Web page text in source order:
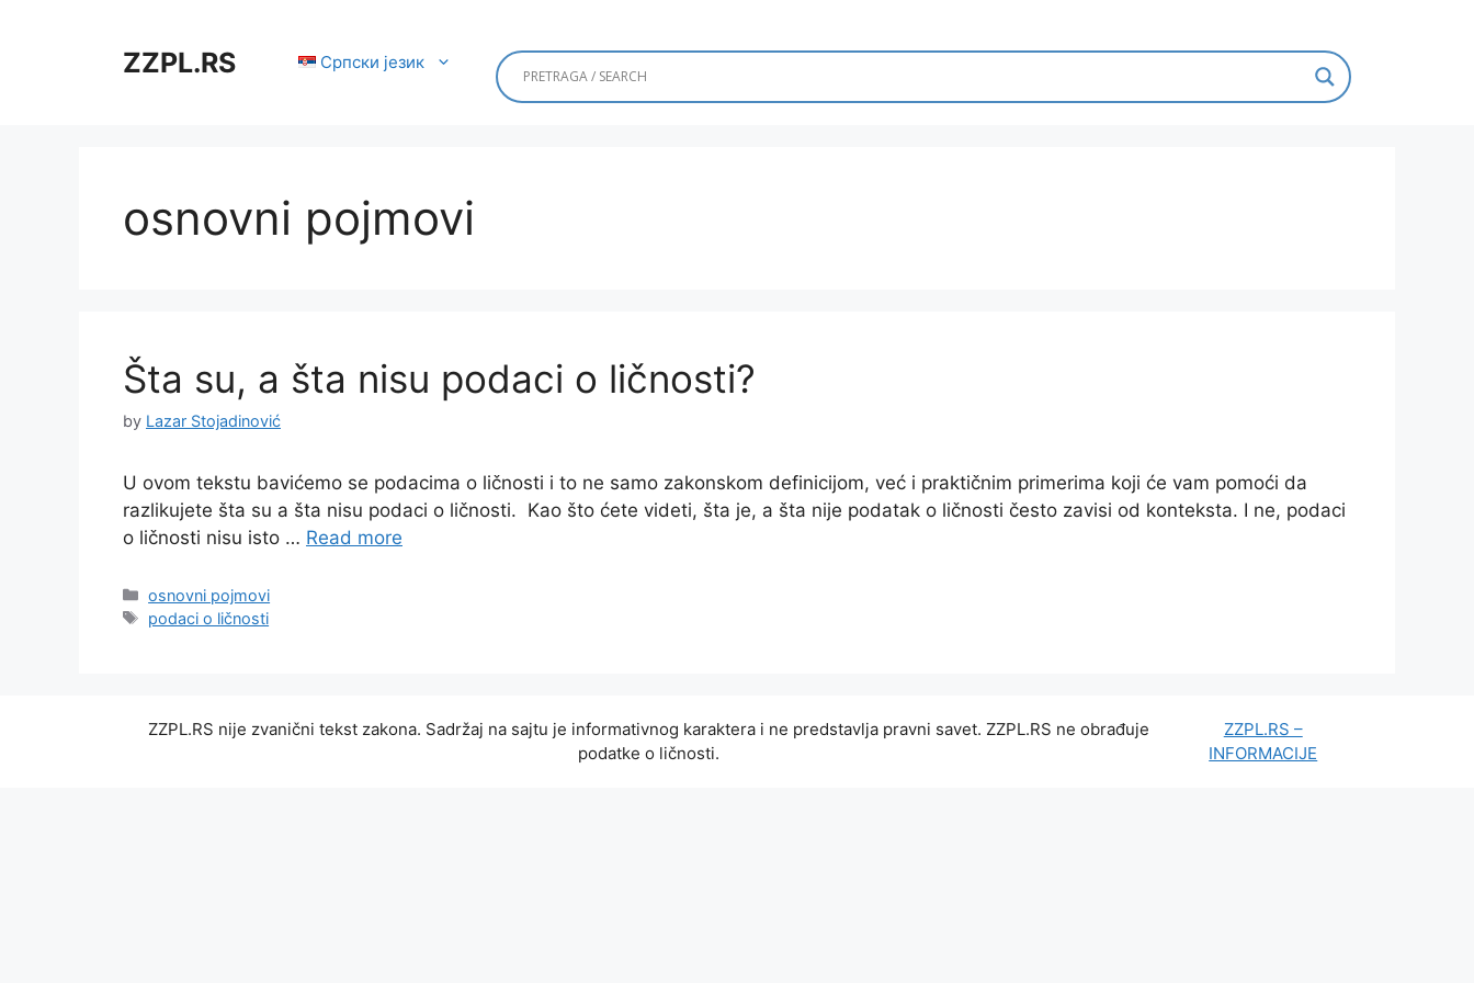
ZZPL.RS Српски језик
osnovni pojmovi
Šta su, a šta nisu podaci o ličnosti?
by Lazar Stojadinović
U ovom tekstu bavićemo se podacima o ličnosti i to ne samo zakonskom definicijom, već i praktičnim primerima koji će vam pomoći da
razlikujete šta su a šta nisu podaci o ličnosti. Kao što ćete videti, šta je, a šta nije podatak o ličnosti često zavisi od konteksta. I ne, podaci
o ličnosti nisu isto … Read more
Categories
osnovni pojmovi
Tags
podaci o ličnosti
ZZPL.RS –
INFORMACIJE
ZZPL.RS nije zvanični tekst zakona. Sadržaj na sajtu je informativnog karaktera i ne predstavlja pravni savet. ZZPL.RS ne obrađuje
podatke o ličnosti.